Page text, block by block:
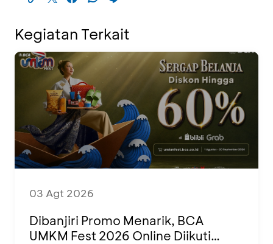
Kegiatan Terkait
03 Agt 2026
Dibanjiri Promo Menarik, BCA
UMKM Fest 2026 Online Diikuti